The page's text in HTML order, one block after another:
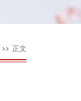
正文